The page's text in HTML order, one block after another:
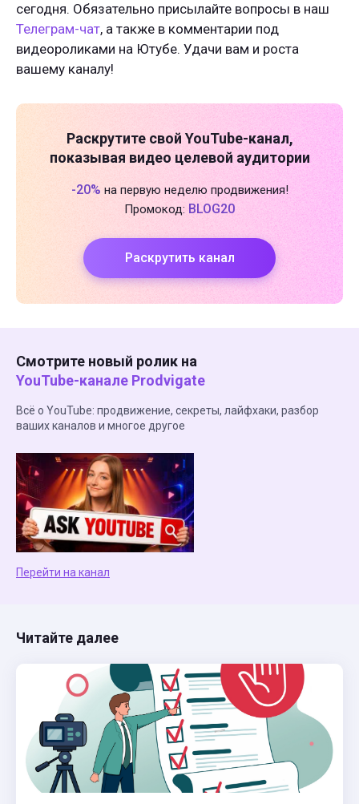
сегодня. Обязательно присылайте вопросы в наш
Телеграм-чат, а также в комментарии под
видеороликами на Ютубе. Удачи вам и роста
вашему каналу!
Раскрутите свой YouTube-канал,
показывая видео целевой аудитории
-20% на первую неделю продвижения!
Промокод: BLOG20
Раскрутить канал
Смотрите новый ролик на
YouTube-канале Prodvigate
Всё о YouTube: продвижение, секреты, лайфхаки, разбор
ваших каналов и многое другое
Перейти на канал
Читайте далее